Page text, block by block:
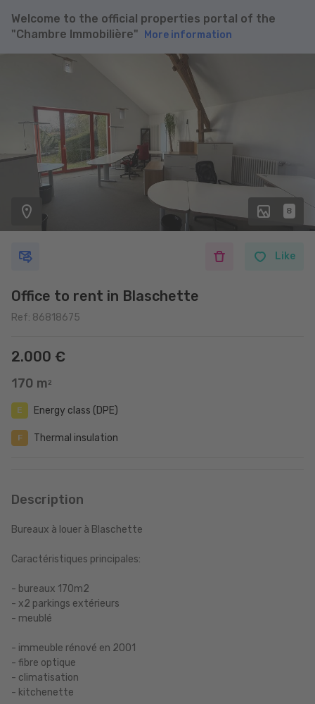
Welcome to the official properties portal of the
"Chambre Immobilière"
More information
8
Like
Office to rent in Blaschette
Ref: 86818675
2.000 €
170 m 2
E Energy class (DPE)
F Thermal insulation
Description
Bureaux à louer à Blaschette
Caractéristiques principales:
- bureaux 170m2
- x2 parkings extérieurs
- meublé
- immeuble rénové en 2001
- fibre optique
- climatisation
- kitchenette